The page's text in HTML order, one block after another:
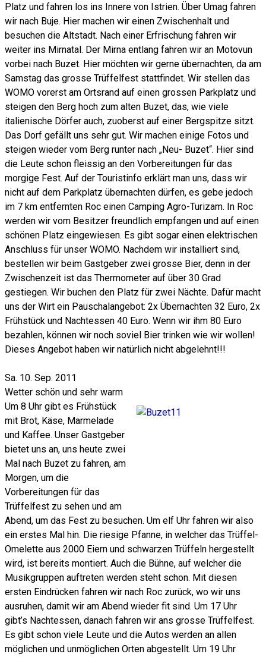
Platz und fahren los ins Innere von Istrien. Über Umag fahren
wir nach Buje. Hier machen wir einen Zwischenhalt und
besuchen die Altstadt. Nach einer Erfrischung fahren wir
weiter ins Mirnatal. Der Mirna entlang fahren wir an Motovun
vorbei nach Buzet. Hier möchten wir gerne übernachten, da am
Samstag das grosse Trüffelfest stattfindet. Wir stellen das
WOMO vorerst am Ortsrand auf einen grossen Parkplatz und
steigen den Berg hoch zum alten Buzet, das, wie viele
italienische Dörfer auch, zuoberst auf einer Bergspitze sitzt.
Das Dorf gefällt uns sehr gut. Wir machen einige Fotos und
steigen wieder vom Berg runter nach „Neu- Buzet“. Hier sind
die Leute schon fleissig an den Vorbereitungen für das
morgige Fest. Auf der Touristinfo erklärt man uns, dass wir
nicht auf dem Parkplatz übernachten dürfen, es gebe jedoch
im 7 km entfernten Roc einen Camping Agro-Turizam. In Roc
werden wir vom Besitzer freundlich empfangen und auf einen
schönen Platz eingewiesen. Es gibt sogar einen elektrischen
Anschluss für unser WOMO. Nachdem wir installiert sind,
bestellen wir beim Gastgeber zwei grosse Bier, denn in der
Zwischenzeit ist das Thermometer auf über 30 Grad
gestiegen. Wir buchen den Platz für zwei Nächte. Dafür macht
uns der Wirt ein Pauschalangebot: 2x Übernachten 32 Euro, 2x
Frühstück und Nachtessen 40 Euro. Wenn wir ihm 80 Euro
bezahlen, können wir noch soviel Bier trinken wie wir wollen!
Dieses Angebot haben wir natürlich nicht abgelehnt!!!
Sa. 10. Sep. 2011
Wetter schön und sehr warm
Um 8 Uhr gibt es Frühstück
mit Brot, Käse, Marmelade
und Kaffee. Unser Gastgeber
bietet uns an, uns heute zwei
Mal nach Buzet zu fahren, am
Morgen, um die
Vorbereitungen für das
Trüffelfest zu sehen und am
Abend, um das Fest zu besuchen. Um elf Uhr fahren wir also
ein erstes Mal hin. Die riesige Pfanne, in welcher das Trüffel-
Omelette aus 2000 Eiern und schwarzen Trüffeln hergestellt
wird, ist bereits montiert. Auch die Bühne, auf welcher die
Musikgruppen auftreten werden steht schon. Mit diesen
ersten Eindrücken fahren wir nach Roc zurück, wo wir uns
ausruhen, damit wir am Abend wieder fit sind. Um 17 Uhr
gibt’s Nachtessen, danach fahren wir ans grosse Trüffelfest.
Es gibt schon viele Leute und die Autos werden an allen
möglichen und unmöglichen Orten abgestellt. Um 19 Uhr